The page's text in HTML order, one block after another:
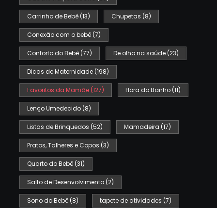
Carrinho de Bebê (13) Chupetas (8)
Conexão com o bebê (7)
Conforto do Bebê (77) De olho na saúde (23)
Dicas de Maternidade (198)
Favoritos da Mamãe (127) Hora do Banho (11)
Lenço Umedecido (8)
Listas de Brinquedos (52) Mamadeira (17)
Pratos, Talheres e Copos (3)
Quarto do Bebê (31)
Salto de Desenvolvimento (2)
Sono do Bebê (8) tapete de atividades (7)